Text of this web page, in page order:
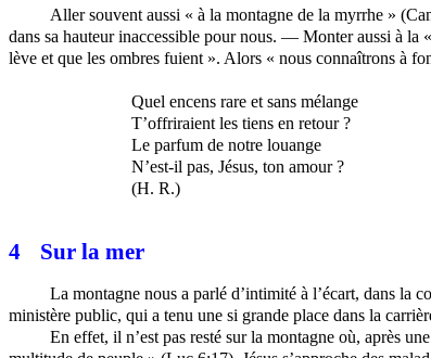
Aller souvent aussi « à la montagne de la myrrhe »
dans sa hauteur inaccessible pour nous. — Monter aussi à la
lève et que les ombres fuient ». Alors « nous connaîtrons à
Quel encens rare et sans mélange
T’offriraient les tiens en retour ?
Le parfum de notre louange
N’est-il pas, Jésus, ton amour ?
(H. R.)
4 Sur la mer
La montagne nous a parlé d’intimité à l’écart, dans la
ministère public, qui a tenu une si grande place dans la
En effet, il n’est pas resté sur la montagne où, après